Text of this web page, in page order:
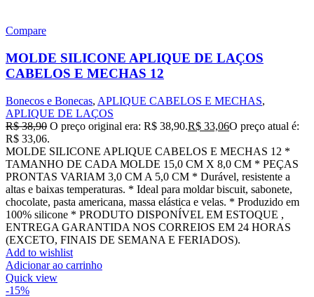
Compare
MOLDE SILICONE APLIQUE DE LAÇOS
CABELOS E MECHAS 12
Bonecos e Bonecas, APLIQUE CABELOS E MECHAS,
APLIQUE DE LAÇOS
R$38,90 O preço original era: R$ 38,90.R$ 33,06O preço atual é:
R$ 33,06.
MOLDE SILICONE APLIQUE CABELOS E MECHAS 12 *
TAMANHO DE CADA MOLDE 15,0 CM X 8,0 CM * PEÇAS
PRONTAS VARIAM 3,0 CM A 5,0 CM * Durável, resistente a
altas e baixas temperaturas. * Ideal para moldar biscuit, sabonete,
chocolate, pasta americana, massa elástica e velas. * Produzido em
100% silicone * PRODUTO DISPONÍVEL EM ESTOQUE ,
ENTREGA GARANTIDA NOS CORREIOS EM 24 HORAS
(EXCETO, FINAIS DE SEMANA E FERIADOS).
Add to wishlist
Adicionar ao carrinho
Quick view
-15%